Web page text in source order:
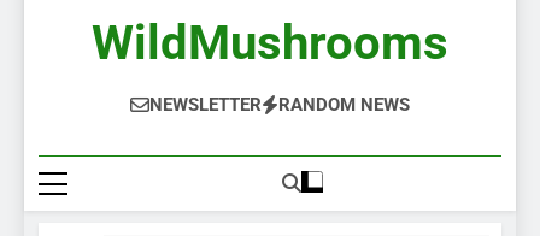
WildMushrooms
NEWSLETTER RANDOM NEWS